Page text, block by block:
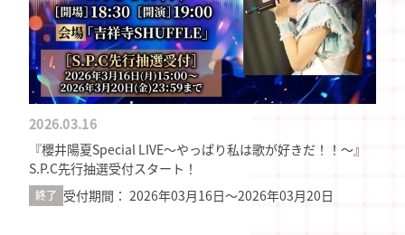
2026.03.16
『櫻井陽夏Special LIVE～やっぱり私は歌が好きだ！！～』
S.P.C先行抽選受付スタート！
終了 受付期間： 2026年03月16日〜2026年03月20日